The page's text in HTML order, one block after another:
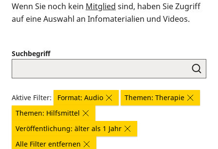
Wenn Sie noch kein Mitglied sind, haben Sie Zugriff
auf eine Auswahl an Infomaterialien und Videos.
Suchbegriff
Aktive Filter: Format: Audio
Themen: Therapie
Themen: Hilfsmittel
Veröffentlichung: älter als 1 Jahr
Alle Filter entfernen